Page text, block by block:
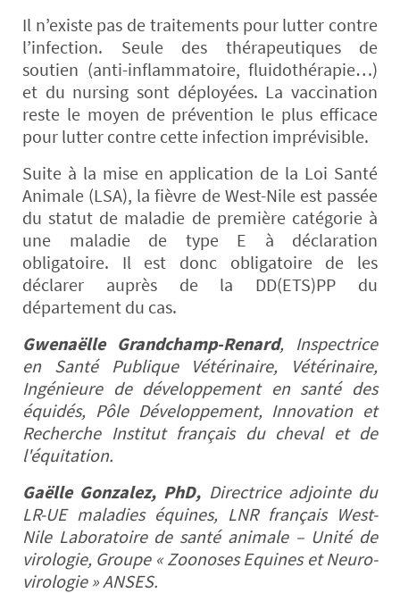
Il n’existe pas de traitements pour lutter contre
l’infection. Seule des thérapeutiques de
soutien (anti-inflammatoire, fluidothérapie…)
et du nursing sont déployées. La vaccination
reste le moyen de prévention le plus efficace
pour lutter contre cette infection imprévisible.
Suite à la mise en application de la Loi Santé
Animale (LSA), la fièvre de West-Nile est passée
du statut de maladie de première catégorie à
une maladie de type E à déclaration
obligatoire. Il est donc obligatoire de les
déclarer auprès de la DD(ETS)PP du
département du cas.
Gwenaëlle Grandchamp-Renard, Inspectrice
en Santé Publique Vétérinaire, Vétérinaire,
Ingénieure de développement en santé des
équidés, Pôle Développement, Innovation et
Recherche Institut français du cheval et de
l'équitation.
Gaëlle Gonzalez, PhD, Directrice adjointe du
LR-UE maladies équines, LNR français West-
Nile Laboratoire de santé animale – Unité de
virologie, Groupe « Zoonoses Equines et Neuro-
virologie » ANSES.